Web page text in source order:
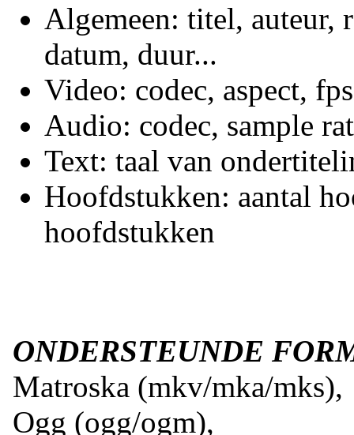
Algemeen: titel, auteur,
datum, duur...
Video: codec, aspect,
Audio: codec, sample
Text: taal van
Hoofdstukken: aantal
hoofdstukken
ONDERSTEUNDE
Matroska (mkv/mka/mks),
Ogg (ogg/ogm),